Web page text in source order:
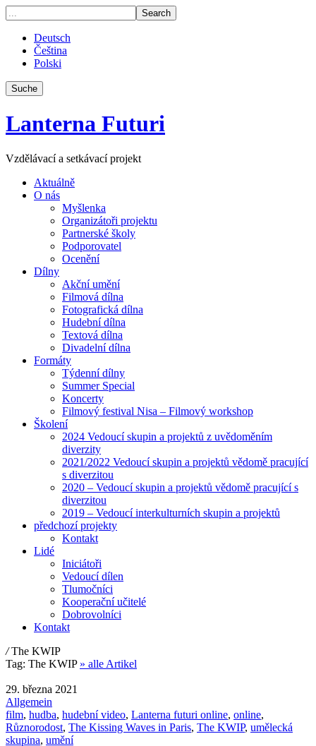
Deutsch
Čeština
Polski
Suche
Lanterna Futuri
Vzdělávací a setkávací projekt
Aktuálně
O nás
Myšlenka
Organizátoři projektu
Partnerské školy
Podporovatel
Ocenění
Dílny
Akční umění
Filmová dílna
Fotografická dílna
Hudební dílna
Textová dílna
Divadelní dílna
Formáty
Týdenní dílny
Summer Special
Koncerty
Filmový festival Nisa – Filmový workshop
Školení
2024 Vedoucí skupin a projektů z uvědoměním
diverzity
2021/2022 Vedoucí skupin a projektů vědomě pracující
s diverzitou
2020 – Vedoucí skupin a projektů vědomě pracující s
diverzitou
2019 – Vedoucí interkulturních skupin a projektů
předchozí projekty
Kontakt
Lidé
Iniciátoři
Vedoucí dílen
Tlumočníci
Kooperační učitelé
Dobrovolníci
Kontakt
/ The KWIP
Tag: The KWIP » alle Artikel
29. března 2021
Allgemein
film, hudba, hudební video, Lanterna futuri online, online,
Různorodost, The Kissing Waves in Paris, The KWIP, umělecká
skupina, umění